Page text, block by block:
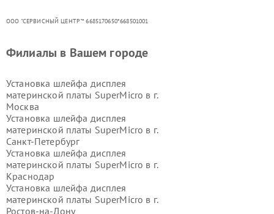
ООО "СЕРВИСНЫЙ ЦЕНТР"* 6685170650*668501001
Филиалы в Вашем городе
Установка шлейфа дисплея
материнской платы SuperMicro в г.
Москва
Установка шлейфа дисплея
материнской платы SuperMicro в г.
Санкт-Петербург
Установка шлейфа дисплея
материнской платы SuperMicro в г.
Краснодар
Установка шлейфа дисплея
материнской платы SuperMicro в г.
Ростов-на-Дону